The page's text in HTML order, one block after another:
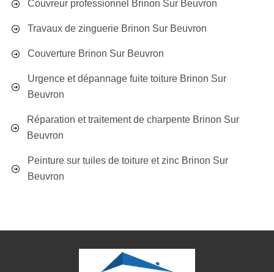
Couvreur professionnel Brinon Sur Beuvron
Travaux de zinguerie Brinon Sur Beuvron
Couverture Brinon Sur Beuvron
Urgence et dépannage fuite toiture Brinon Sur
Beuvron
Réparation et traitement de charpente Brinon Sur
Beuvron
Peinture sur tuiles de toiture et zinc Brinon Sur
Beuvron